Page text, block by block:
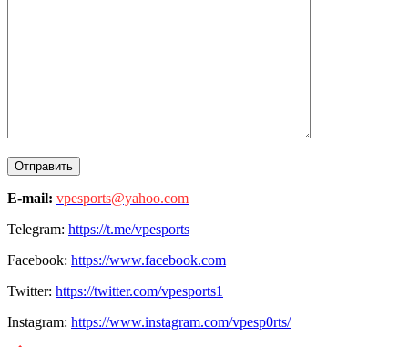
E-mail: vpesports@yahoo.com
Telegram: https://t.me/vpesports
Facebook: https://www.facebook.com
Twitter: https://twitter.com/vpesports1
Instagram: https://www.instagram.com/vpesp0rts/